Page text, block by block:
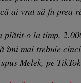
ai vrut să fii prea
plătit-o la timp,
îmi mai trebuie
Melek, pe